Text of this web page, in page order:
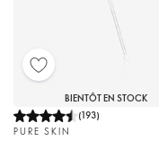
BIENTÔT EN STOCK
(193)
PURE SKIN